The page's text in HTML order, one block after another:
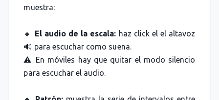
muestra:
🔸 El audio de la escala: haz click el el altavoz
🔊 para escuchar como suena.
⚠️ En móviles hay que quitar el modo silencio
para escuchar el audio.